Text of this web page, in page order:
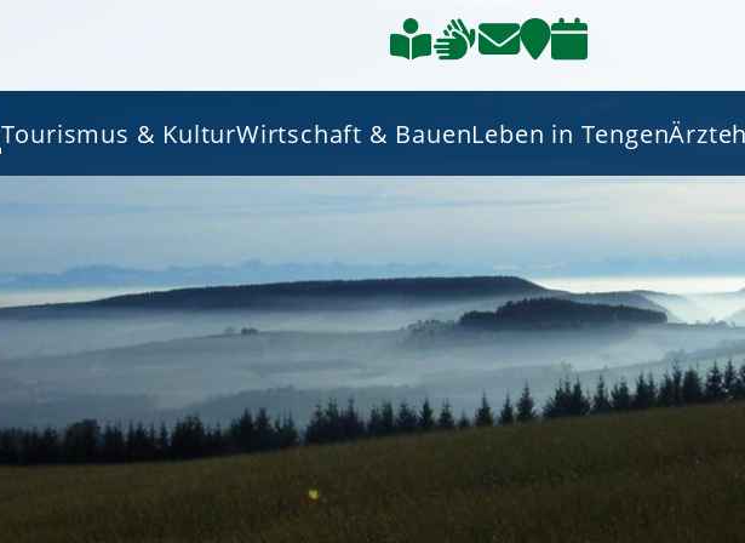
Tourismus & KulturWirtschaft & BauenLeben in Tengen